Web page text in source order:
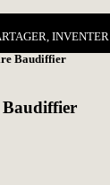
INVENTER
Baudiffier
Baudiffier